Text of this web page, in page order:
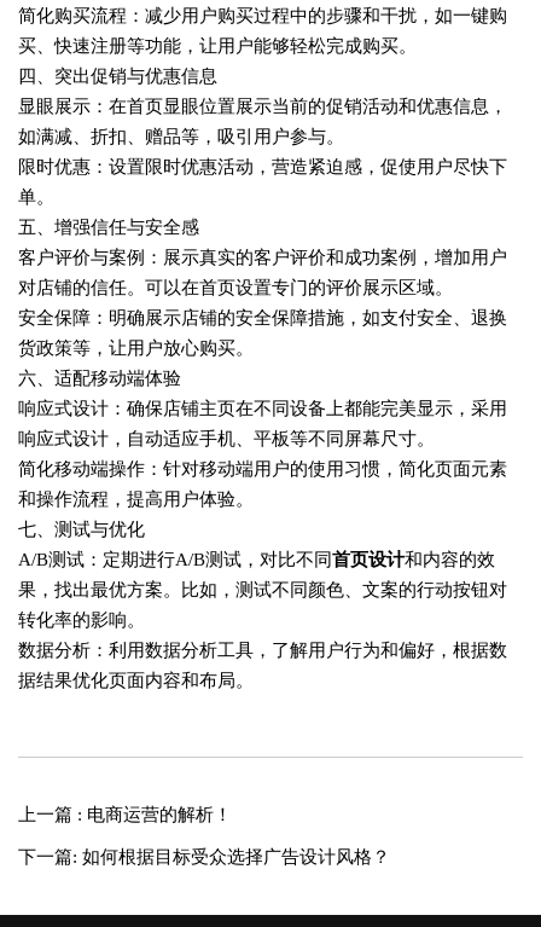
简化购买流程‌：减少用户购买过程中的步骤和干扰，如一键购
买、快速注册等功能，让用户能够轻松完成购买。
四、突出促销与优惠信息
显眼展示‌：在首页显眼位置展示当前的促销活动和优惠信息，
如满减、折扣、赠品等，吸引用户参与。
限时优惠‌：设置限时优惠活动，营造紧迫感，促使用户尽快下
单。
五、增强信任与安全感
客户评价与案例‌：展示真实的客户评价和成功案例，增加用户
对店铺的信任。可以在首页设置专门的评价展示区域。
安全保障‌：明确展示店铺的安全保障措施，如支付安全、退换
货政策等，让用户放心购买。
六、适配移动端体验
响应式设计‌：确保店铺主页在不同设备上都能完美显示，采用
响应式设计，自动适应手机、平板等不同屏幕尺寸。
简化移动端操作‌：针对移动端用户的使用习惯，简化页面元素
和操作流程，提高用户体验。
七、测试与优化
A/B测试‌：定期进行A/B测试，对比不同首页设计和内容的效
果，找出最优方案。比如，测试不同颜色、文案的行动按钮对
转化率的影响。
数据分析‌：利用数据分析工具，了解用户行为和偏好，根据数
据结果优化页面内容和布局。
上一篇 : 电商运营的解析！
下一篇: 如何根据目标受众选择广告设计风格？